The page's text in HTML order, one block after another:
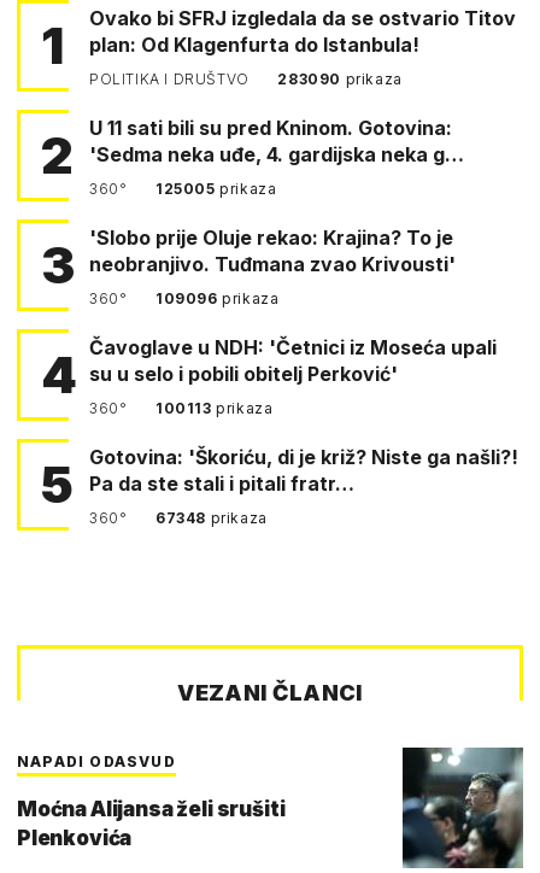
1
Ovako bi SFRJ izgledala da se ostvario Titov
plan: Od Klagenfurta do Istanbula!
POLITIKA I DRUŠTVO 283090 prikaza
2
U 11 sati bili su pred Kninom. Gotovina:
'Sedma neka uđe, 4. gardijska neka g…
360° 125005prikaza
3
'Slobo prije Oluje rekao: Krajina? To je
neobranjivo. Tuđmana zvao Krivousti'
360° 109096prikaza
4 Čavoglave u NDH: 'Četnici iz Moseća upali
su u selo i pobili obitelj Perković'
360° 100113prikaza
5
Gotovina: 'Škoriću, di je križ? Niste ga našli?!
Pa da ste stali i pitali fratr…
360° 67348 prikaza
VEZANI ČLANCI
NAPADI ODASVUD
Moćna Alijansa želi srušiti
Plenkovića